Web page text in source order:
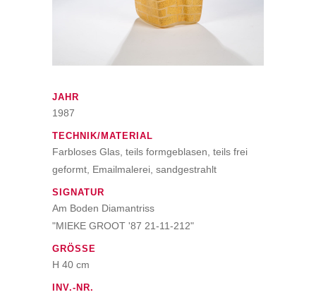
JAHR
1987
TECHNIK/MATERIAL
Farbloses Glas, teils formgeblasen, teils frei
geformt, Emailmalerei, sandgestrahlt
SIGNATUR
Am Boden Diamantriss
"MIEKE GROOT '87 21-11-212"
GRÖSSE
H 40 cm
INV.-NR.